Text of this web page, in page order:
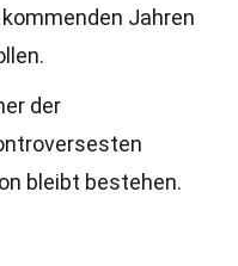
Jahren
der
bleibt bestehen.